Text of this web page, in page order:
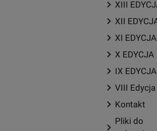
chevron_rightXIII
chevron_rightXII
chevron_rightXI EDYCJA
chevron_rightX EDYCJA
chevron_right IX EDYCJA
chevron_rightVIII Edycja
chevron_right Kontakt
chevron_right
Pliki do